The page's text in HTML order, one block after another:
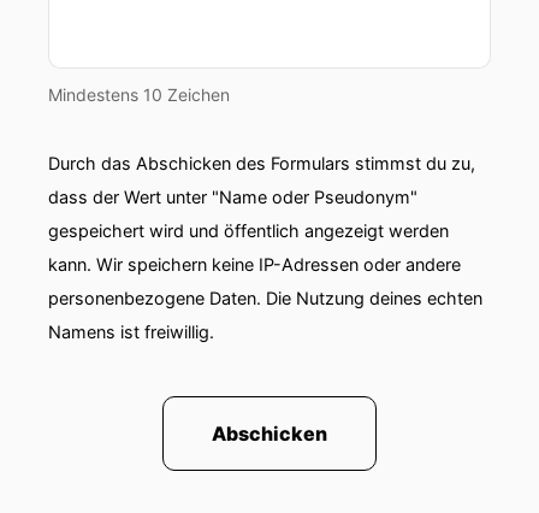
Mindestens 10 Zeichen
Durch das Abschicken des Formulars stimmst du zu,
dass der Wert unter "Name oder Pseudonym"
gespeichert wird und öffentlich angezeigt werden
kann. Wir speichern keine IP-Adressen oder andere
personenbezogene Daten. Die Nutzung deines echten
Namens ist freiwillig.
Abschicken